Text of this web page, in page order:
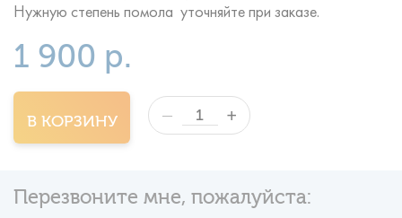
Нужную степень помола уточняйте при заказе.
1 900 р.
В КОРЗИНУ — +
Перезвоните мне, пожалуйста: